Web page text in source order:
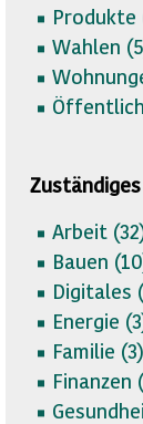
Produkte
Wahlen (
Arbeit (
Bauen (
Digitales (
Energie (
Familie (3)
Finanzen (